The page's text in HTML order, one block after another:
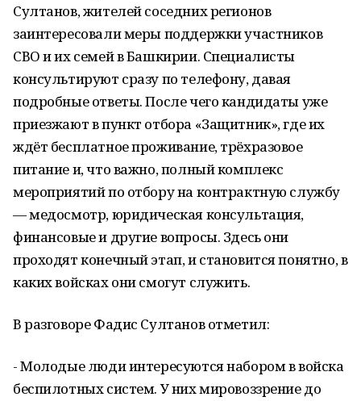
Султанов, жителей соседних регионов
заинтересовали меры поддержки участников
СВО и их семей в Башкирии. Специалисты
консультируют сразу по телефону, давая
подробные ответы. После чего кандидаты уже
приезжают в пункт отбора «Защитник», где их
ждёт бесплатное проживание, трёхразовое
питание и, что важно, полный комплекс
мероприятий по отбору на контрактную службу
— медосмотр, юридическая консультация,
финансовые и другие вопросы. Здесь они
проходят конечный этап, и становится понятно, в
каких войсках они смогут служить.
В разговоре Фадис Султанов отметил:
- Молодые люди интересуются набором в войска
беспилотных систем. У них мировоззрение до